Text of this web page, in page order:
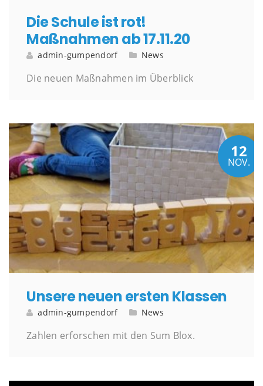
Die Schule ist rot!
Maßnahmen ab 17.11.20
admin-gumpendorf News
Die neuen Maßnahmen im Überblick
12
NOV.
Unsere neuen ersten Klassen
admin-gumpendorf News
Zahlen erforschen mit den Sum Blox.